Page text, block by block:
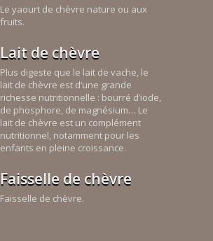
Le yaourt de chèvre nature ou aux
fruits.
Lait de chèvre
Plus digeste que le lait de vache, le
lait de chèvre est d’une grande
richesse nutritionnelle : bourré d’iode,
de phosphore, de magnésium… Le
lait de chèvre est un complément
nutritionnel, notamment pour les
enfants en pleine croissance.
Faisselle de chèvre
Faisselle de chèvre.